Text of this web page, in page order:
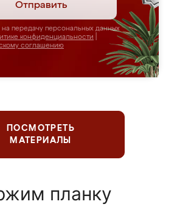
Отправить
передачу персональных данных
конфиденциальности
соглашению
ПОСМОТРЕТЬ
МАТЕРИАЛЫ
планку